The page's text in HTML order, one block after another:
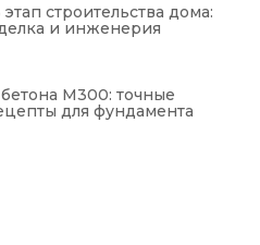
строительства дома:
и инженерия
М300: точные
для фундамента